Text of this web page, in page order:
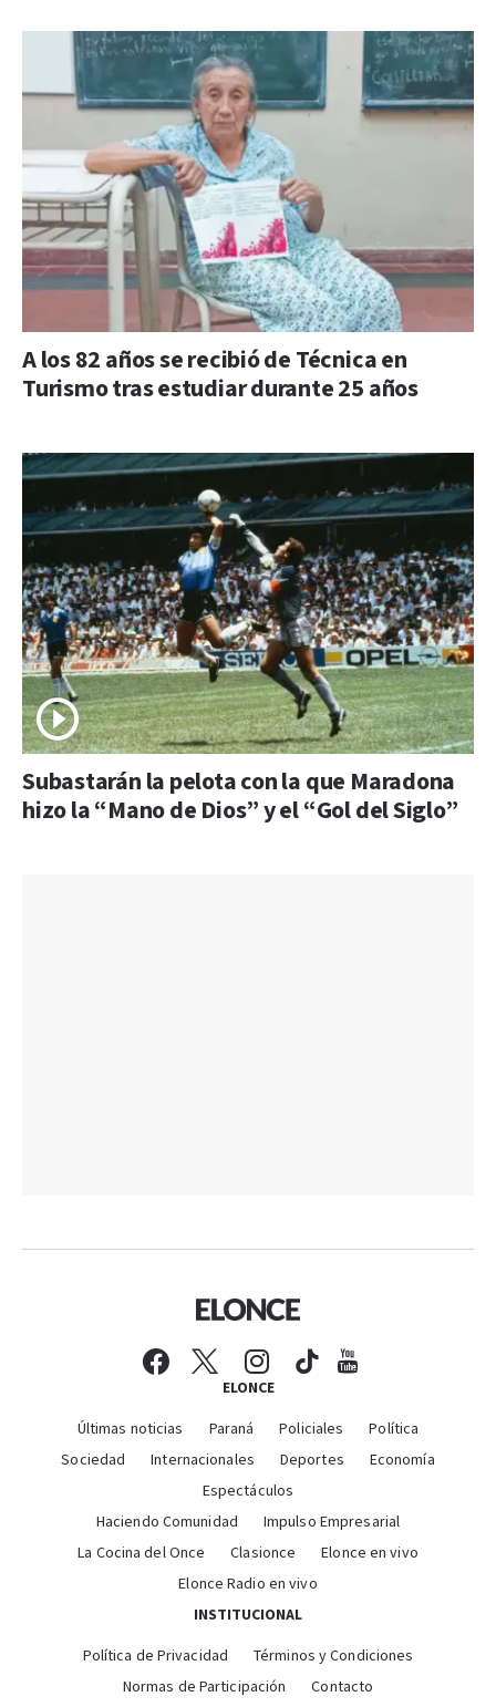
A los 82 años se recibió de Técnica en
Turismo tras estudiar durante 25 años
Subastarán la pelota con la que Maradona
hizo la “Mano de Dios” y el “Gol del Siglo”
ELONCE
Últimas noticias Paraná Policiales
Política
Sociedad
Internacionales Deportes
Economía
Espectáculos
Haciendo Comunidad
Impulso Empresarial
La Cocina del Once
Clasionce
Elonce en vivo
Elonce Radio en vivo
INSTITUCIONAL
Política de Privacidad
Términos y Condiciones
Normas de Participación
Contacto